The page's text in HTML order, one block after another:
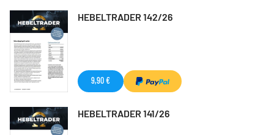
HEBELTRADER 142/26
9,90 €
HEBELTRADER 141/26